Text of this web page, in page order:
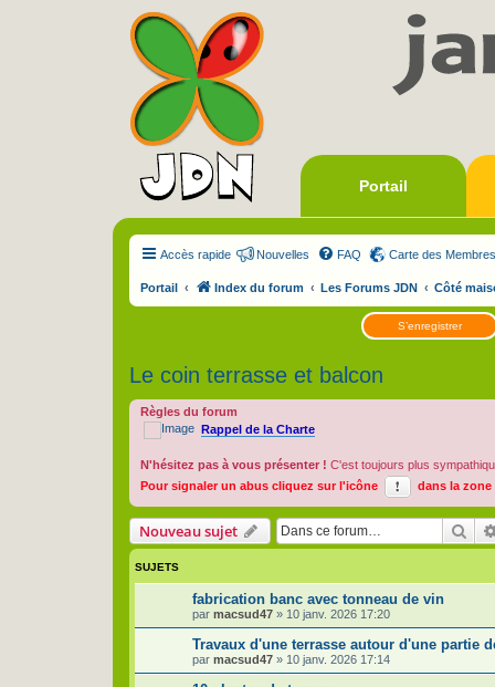
Portail
Accès rapide Nouvelles FAQ Carte des Membres
Portail Index du forum Les Forums JDN Côté
S’enregistrer
Le coin terrasse et balcon
Règles du forum
Rappel de la Charte
N'hésitez pas à vous présenter ! C'est toujours plus
Pour signaler un abus cliquez sur l'icône
dans la zone
Nouveau sujet
SUJETS
fabrication banc avec tonneau de vin
par macsud47 » 10 janv. 2026 17:20
Travaux d'une terrasse autour d'une partie
par macsud47 » 10 janv. 2026 17:14